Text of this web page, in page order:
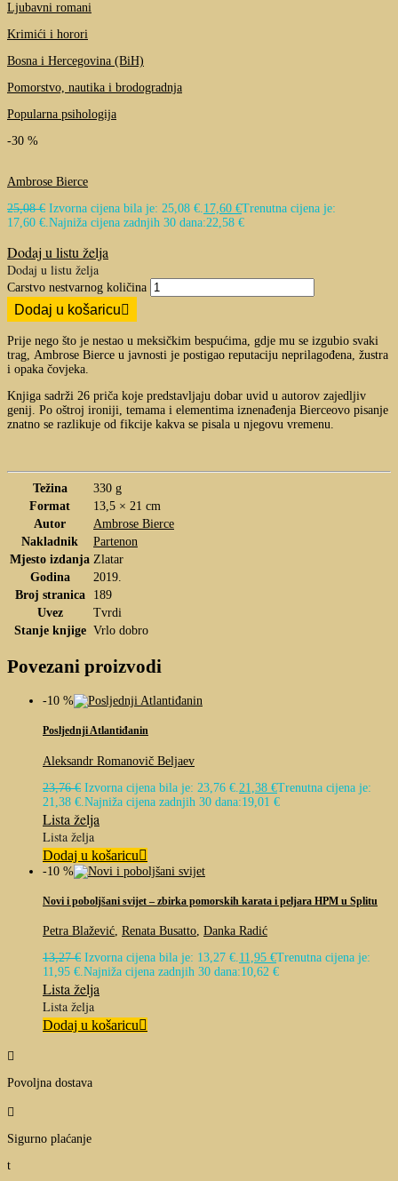
Ljubavni romani
Krimići i horori
Bosna i Hercegovina (BiH)
Pomorstvo, nautika i brodogradnja
Popularna psihologija
-30 %
Ambrose Bierce
25,08€ Izvorna cijena bila je: 25,08 €. 17,60 €Trenutna cijena je:
17,60 €. Najniža cijena zadnjih 30 dana:22,58 €
Dodaj u listu želja
Dodaj u listu želja
Carstvo nestvarnog količina
Dodaj u košaricu
Prije nego što je nestao u meksičkim bespućima, gdje mu se izgubio svaki
trag, Ambrose Bierce u javnosti je postigao reputaciju neprilagođena, žustra
i opaka čovjeka.
Knjiga sadrži 26 priča koje predstavljaju dobar uvid u autorov zajedljiv
genij. Po oštroj ironiji, temama i elementima iznenađenja Bierceovo pisanje
znatno se razlikuje od fikcije kakva se pisala u njegovu vremenu.
Težina
330 g
Format
13,5 × 21 cm
Autor
Ambrose Bierce
Nakladnik
Partenon
Mjesto izdanja Zlatar
Godina
2019.
Broj stranica
189
Uvez
Tvrdi
Stanje knjige Vrlo dobro
Povezani proizvodi
-10 %
Posljednji Atlantiđanin
Aleksandr Romanovič Beljaev
23,76€ Izvorna cijena bila je: 23,76 €. 21,38 €Trenutna cijena je:
21,38 €. Najniža cijena zadnjih 30 dana:19,01 €
Lista želja
Lista želja
Dodaj u košaricu
-10 %
Novi i poboljšani svijet – zbirka pomorskih karata i peljara HPM u Splitu
Petra Blažević, Renata Busatto, Danka Radić
13,27€ Izvorna cijena bila je: 13,27 €.11,95 €Trenutna cijena je:
11,95 €.Najniža cijena zadnjih 30 dana:10,62 €
Lista želja
Lista želja
Dodaj u košaricu

Povoljna dostava

Sigurno plaćanje
t